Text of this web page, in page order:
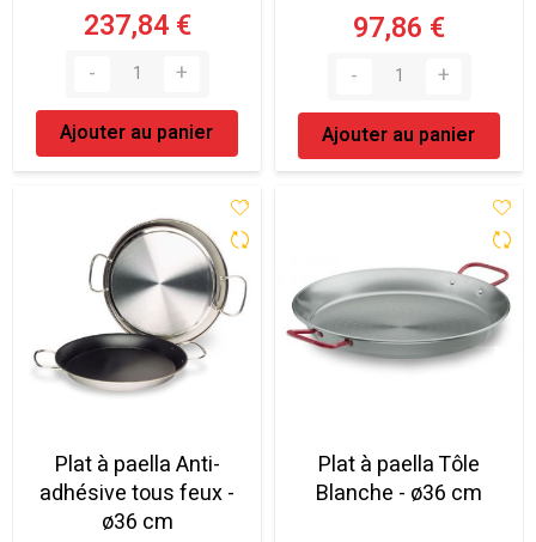
237,84 €
Ajouter au panier
97,86 €
Ajouter au panier
Plat à paella Anti-
adhésive tous feux -
ø36 cm
Plat à paella Tôle
Blanche - ø36 cm